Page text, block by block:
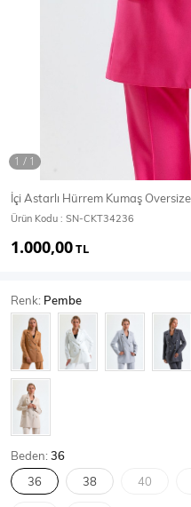
T-Shirt
Body Atlet
SPOR GİYİM
İçi Astarlı Hürrem Kumaş
Ürün Kodu : SN-CKT34236
1.000,00TL
Renk: Pembe
Beden:36
36 38 40